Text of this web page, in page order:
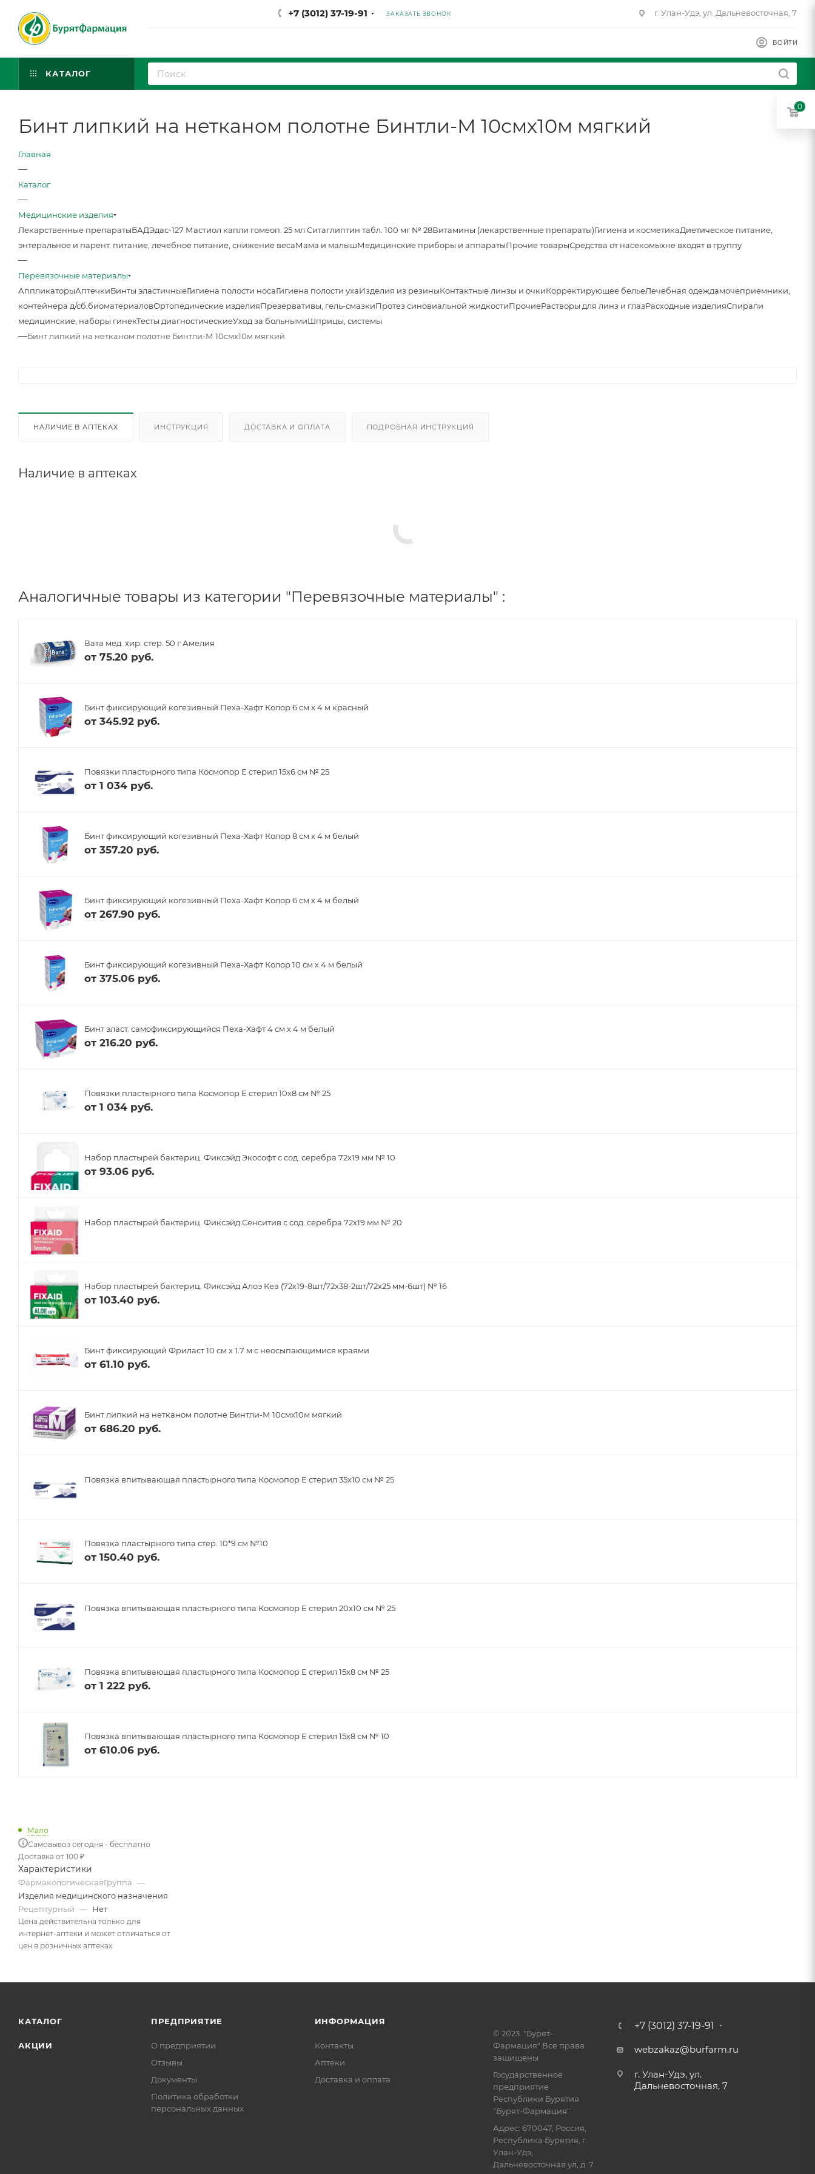
+7 (3012) 37-19-91 ЗАКАЗАТЬ ЗВОНОК г. Улан-Удэ, ул. Дальневосточная, 7
ВОЙТИ
КАТАЛОГ
Бинт липкий на нетканом полотне Бинтли-М 10смх10м мягкий
Главная
—
Каталог
—
Медицинские изделия
Лекарственные препаратыБАДЭдас-127 Мастиол капли гомеоп. 25 мл Ситаглиптин табл. 100 мг № 28Витамины (лекарственные препараты)Гигиена и косметикаДиетическое питание,
энтеральное и парент. питание, лечебное питание, снижение весаМама и малышМедицинские приборы и аппаратыПрочие товарыСредства от насекомыхне входят в группу
—
Перевязочные материалы
АппликаторыАптечкиБинты эластичныеГигиена полости носаГигиена полости ухаИзделия из резиныКонтактные линзы и очкиКорректирующее бельеЛечебная одеждамочеприемники,
контейнера д/сб.биоматериаловОртопедические изделияПрезервативы, гель-смазкиПротез синовиальной жидкостиПрочиеРастворы для линз и глазРасходные изделияСпирали
медицинские, наборы гинекТесты диагностическиеУход за больнымиШприцы, системы
—Бинт липкий на нетканом полотне Бинтли-М 10смх10м мягкий
НАЛИЧИЕ В АПТЕКАХ ИНСТРУКЦИЯ ДОСТАВКА И ОПЛАТА ПОДРОБНАЯ ИНСТРУКЦИЯ
Наличие в аптеках
Аналогичные товары из категории "Перевязочные материалы" :
Вата мед. хир. стер. 50 г Амелия
от 75.20 руб.
Бинт фиксирующий когезивный Пеха-Хафт Колор 6 см х 4 м красный
от 345.92 руб.
Повязки пластырного типа Космопор Е стерил 15х6 см № 25
от 1 034 руб.
Бинт фиксирующий когезивный Пеха-Хафт Колор 8 см х 4 м белый
от 357.20 руб.
Бинт фиксирующий когезивный Пеха-Хафт Колор 6 см х 4 м белый
от 267.90 руб.
Бинт фиксирующий когезивный Пеха-Хафт Колор 10 см х 4 м белый
от 375.06 руб.
Бинт эласт. самофиксирующийся Пеха-Хафт 4 см х 4 м белый
от 216.20 руб.
Повязки пластырного типа Космопор Е стерил 10х8 см № 25
от 1 034 руб.
Набор пластырей бактериц. Фиксэйд Экософт с сод. серебра 72х19 мм № 10
от 93.06 руб.
Набор пластырей бактериц. Фиксэйд Сенситив с сод. серебра 72х19 мм № 20
Набор пластырей бактериц. Фиксэйд Алоэ Кеа (72х19-8шт/72х38-2шт/72х25 мм-6шт) № 16
от 103.40 руб.
Бинт фиксирующий Фриласт 10 см х 1.7 м с неосыпающимися краями
от 61.10 руб.
Бинт липкий на нетканом полотне Бинтли-М 10смх10м мягкий
от 686.20 руб.
Повязка впитывающая пластырного типа Космопор Е стерил 35х10 см № 25
Повязка пластырного типа стер. 10*9 см №10
от 150.40 руб.
Повязка впитывающая пластырного типа Космопор Е стерил 20х10 см № 25
Повязка впитывающая пластырного типа Космопор Е стерил 15х8 см № 25
от 1 222 руб.
Повязка впитывающая пластырного типа Космопор Е стерил 15х8 см № 10
от 610.06 руб.
Мало
Самовывоз сегодня - бесплатно
Доставка от 100 ₽
Характеристики
ФармакологическаяГруппа —
Изделия медицинского назначения
Рецептурный — Нет
Цена действительна только для
интернет-аптеки и может отличаться от
цен в розничных аптеках
КАТАЛОГ
АКЦИИ
ПРЕДПРИЯТИЕ
О предприятии
Отзывы
Документы
Политика обработки
персональных данных
ИНФОРМАЦИЯ
Контакты
Аптеки
Доставка и оплата
© 2023. "Бурят-
Фармация" Все права
защищены
Государственное
предприятие
Республики Бурятия
"Бурят-Фармация"
Адрес: 670047, Россия,
Республика Бурятия, г.
Улан-Удэ,
Дальневосточная ул, д. 7
+7 (3012) 37-19-91
webzakaz@burfarm.ru
г. Улан-Удэ, ул.
Дальневосточная, 7
0